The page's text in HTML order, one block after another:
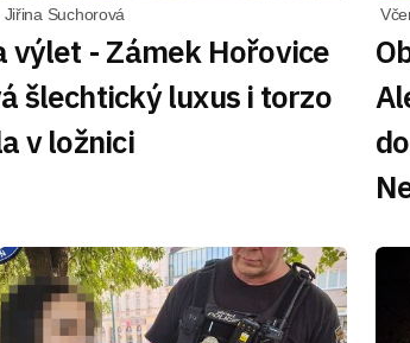
Jiřina Suchorová
výlet - Zámek Hořovice
šlechtický luxus i torzo
v ložnici